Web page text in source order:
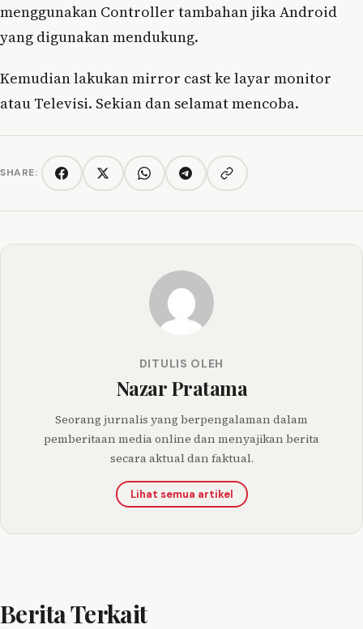
menggunakan Controller tambahan jika Android
yang digunakan mendukung.
Kemudian lakukan mirror cast ke layar monitor
atau Televisi. Sekian dan selamat mencoba.
SHARE: FacebookTwitter/XWhatsAppTelegramCopy link
DITULIS OLEH
Nazar Pratama
Seorang jurnalis yang berpengalaman dalam
pemberitaan media online dan menyajikan berita
secara aktual dan faktual.
Lihat semua artikel
Berita Terkait